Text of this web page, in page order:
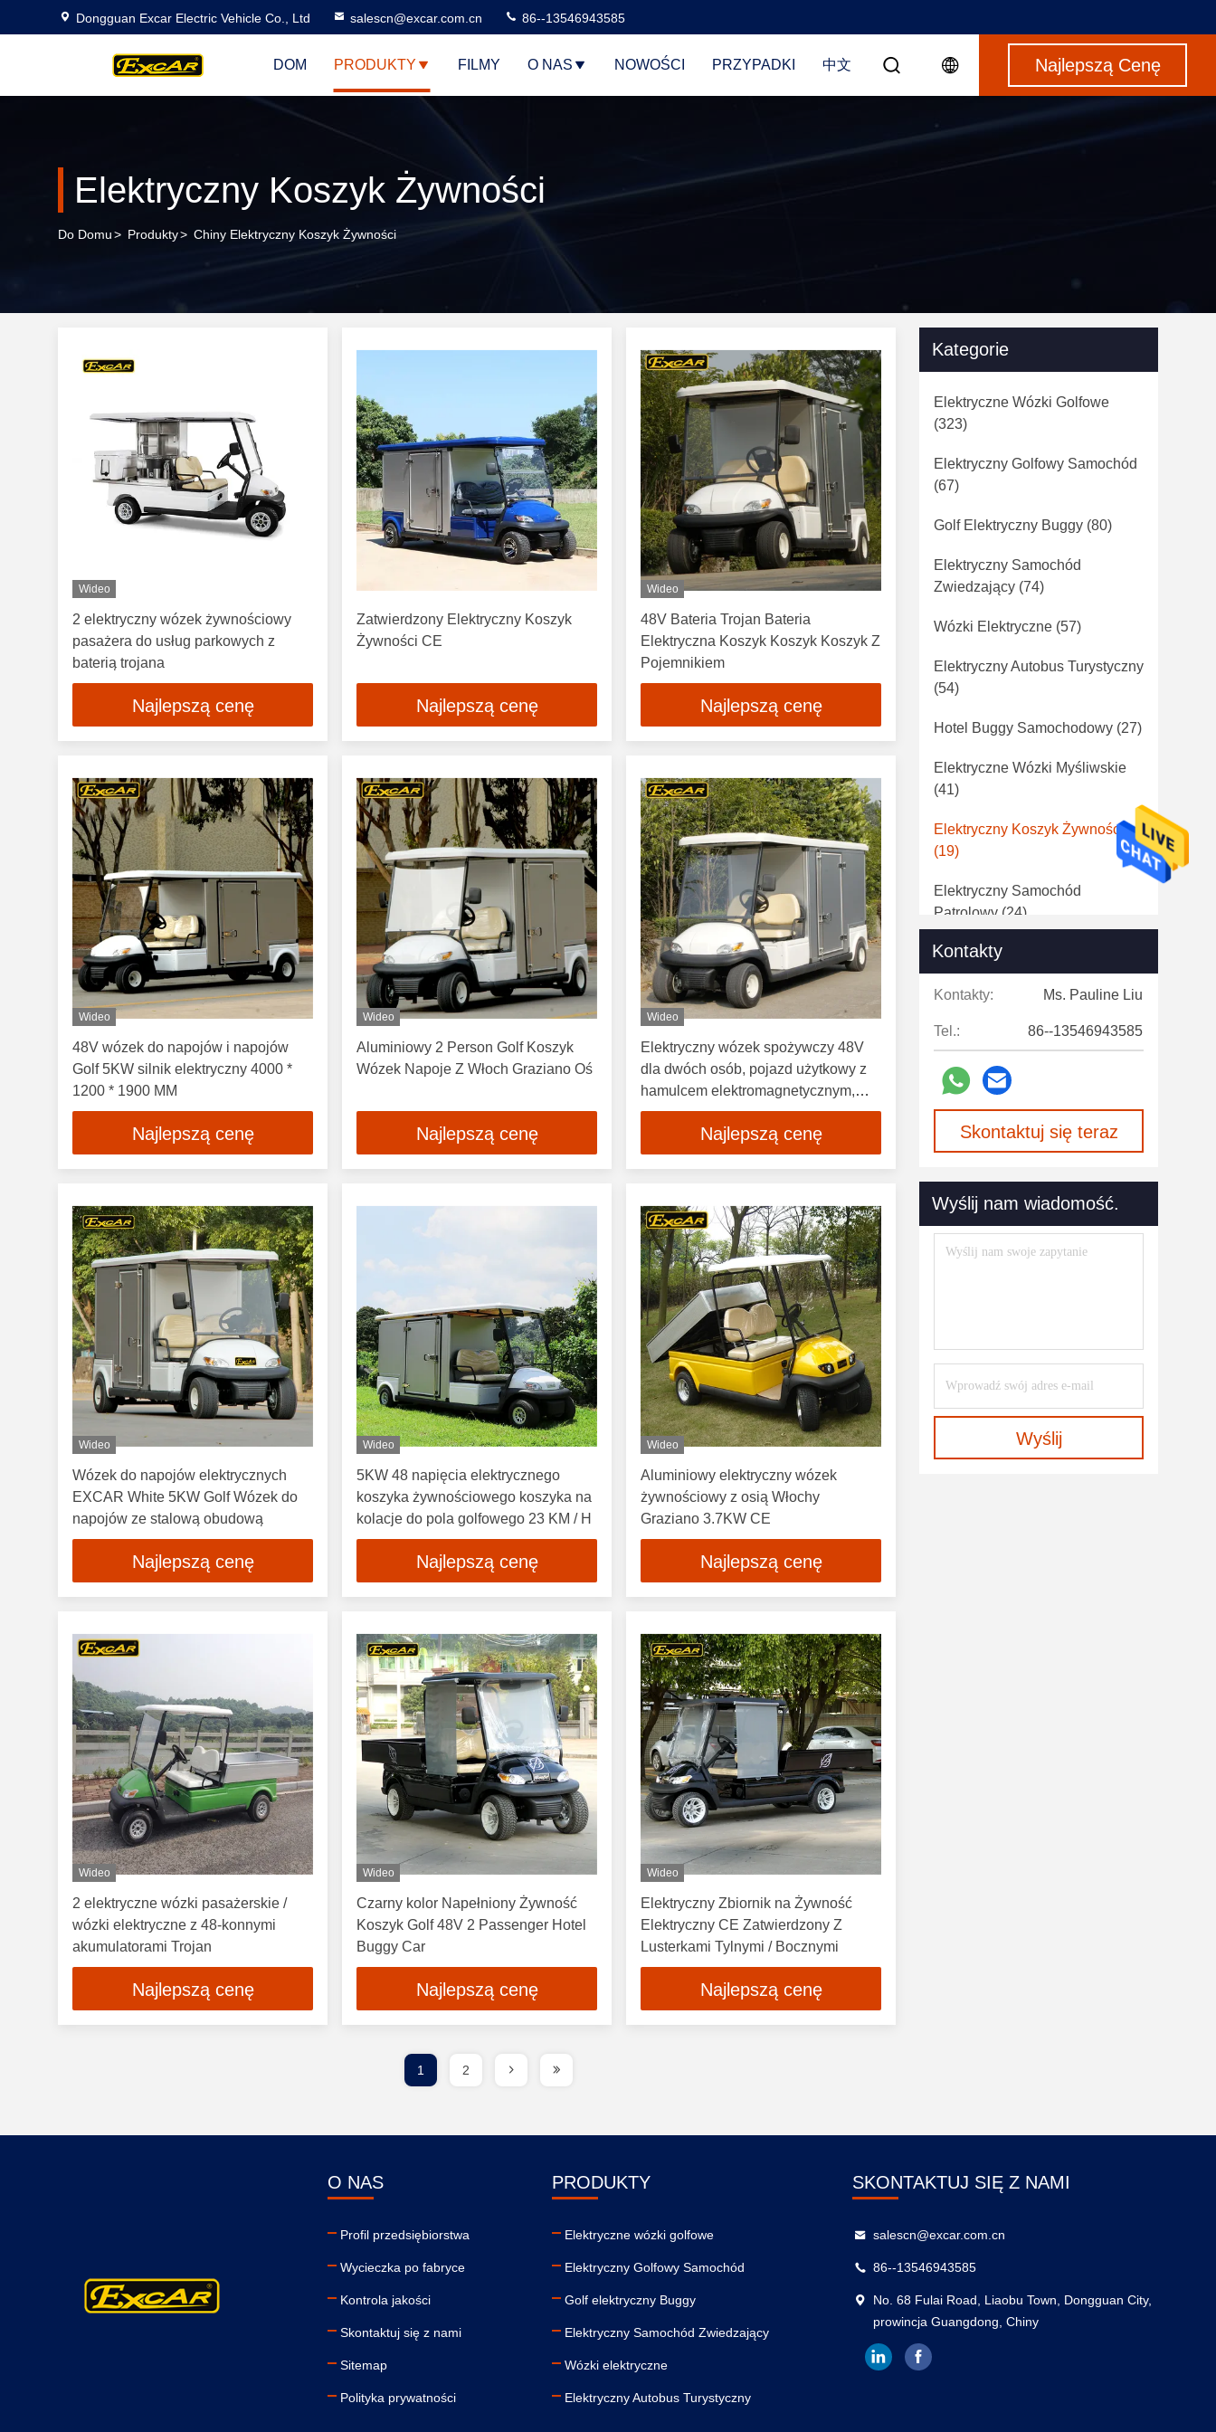
Dongguan Excar Electric Vehicle Co., Ltd salescn@excar.com.cn 86--13546943585
DOM PRODUKTY FILMY O NAS NOWOŚCI PRZYPADKI 中文 Najlepszą Cenę
Elektryczny Koszyk Żywności
Do Domu> Produkty> Chiny Elektryczny Koszyk Żywności
Wideo
2 elektryczny wózek żywnościowy
pasażera do usług parkowych z
baterią trojana
Najlepszą cenę
Zatwierdzony Elektryczny Koszyk
Żywności CE
Najlepszą cenę
Wideo
48V Bateria Trojan Bateria
Elektryczna Koszyk Koszyk Koszyk Z
Pojemnikiem
Najlepszą cenę
Wideo
48V wózek do napojów i napojów
Golf 5KW silnik elektryczny 4000 *
1200 * 1900 MM
Najlepszą cenę
Wideo
Aluminiowy 2 Person Golf Koszyk
Wózek Napoje Z Włoch Graziano Oś
Najlepszą cenę
Wideo
Elektryczny wózek spożywczy 48V
dla dwóch osób, pojazd użytkowy z
hamulcem elektromagnetycznym,
reflektorami LED i wygodnymi,
wyprofilowanymi siedzeniami
Najlepszą cenę
Wideo
Wózek do napojów elektrycznych
EXCAR White 5KW Golf Wózek do
napojów ze stalową obudową
Najlepszą cenę
Wideo
5KW 48 napięcia elektrycznego
koszyka żywnościowego koszyka na
kolacje do pola golfowego 23 KM / H
Najlepszą cenę
Wideo
Aluminiowy elektryczny wózek
żywnościowy z osią Włochy
Graziano 3.7KW CE
Najlepszą cenę
Wideo
2 elektryczne wózki pasażerskie /
wózki elektryczne z 48-konnymi
akumulatorami Trojan
Najlepszą cenę
Wideo
Czarny kolor Napełniony Żywność
Koszyk Golf 48V 2 Passenger Hotel
Buggy Car
Najlepszą cenę
Wideo
Elektryczny Zbiornik na Żywność
Elektryczny CE Zatwierdzony Z
Lusterkami Tylnymi / Bocznymi
Najlepszą cenę
Kategorie
Elektryczne Wózki Golfowe
(323)
Elektryczny Golfowy Samochód
(67)
Golf Elektryczny Buggy (80)
Elektryczny Samochód
Zwiedzający (74)
Wózki Elektryczne (57)
Elektryczny Autobus Turystyczny
(54)
Hotel Buggy Samochodowy (27)
Elektryczne Wózki Myśliwskie
(41)
Elektryczny Koszyk Żywności
(19)
Elektryczny Samochód
Patrolowy (24)
Samochód Pogotowia
Wózek Golfowy Bateria Litowa
Akcesoria Do Wózków
Golfowych(91)
Części Samochodowe Klubowe
OEM(10)
Golfowe(17)
Kontakty
Kontakty: Ms. Pauline Liu
Tel.: 86--13546943585
Skontaktuj się teraz
Wyślij nam wiadomość.
Wyślij
1 2
O NAS
Profil przedsiębiorstwa
Wycieczka po fabryce
Kontrola jakości
Skontaktuj się z nami
Sitemap
Polityka prywatności
PRODUKTY
Elektryczne wózki golfowe
Elektryczny Golfowy Samochód
Golf elektryczny Buggy
Elektryczny Samochód Zwiedzający
Wózki elektryczne
Elektryczny Autobus Turystyczny
SKONTAKTUJ SIĘ Z NAMI
salescn@excar.com.cn
86--13546943585
No. 68 Fulai Road, Liaobu Town, Dongguan City,
prowincja Guangdong, Chiny